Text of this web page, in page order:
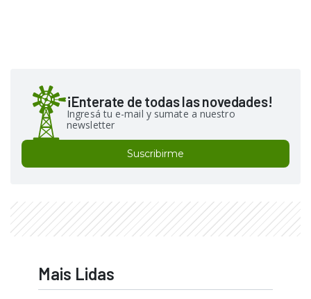
¡Enterate de todas las novedades!
Ingresá tu e-mail y sumate a nuestro
newsletter
Suscribirme
Mais Lidas